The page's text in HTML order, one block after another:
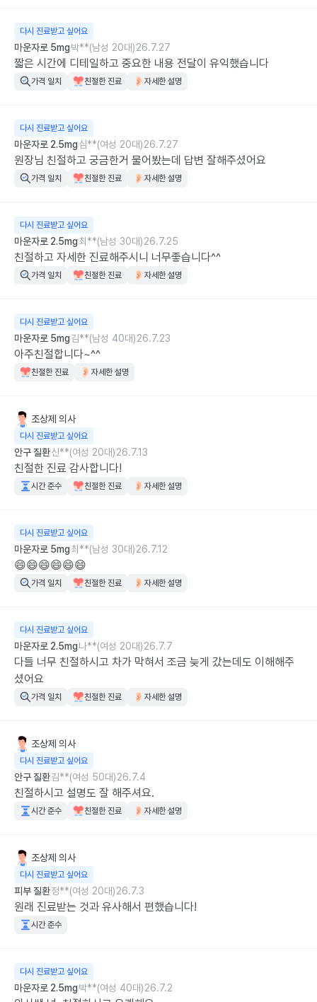
다시 진료받고 싶어요
마운자로 5mg박**(남성 20대)26.7.27
짧은 시간에 디테일하고 중요한 내용 전달이 유익했습니다
가격 일치 친절한 진료 자세한 설명
다시 진료받고 싶어요
마운자로 2.5mg심**(여성 20대)26.7.27
원장님 친절하고 궁금한거 물어봤는데 답변 잘해주셨어요
가격 일치 친절한 진료 자세한 설명
다시 진료받고 싶어요
마운자로 2.5mg최**(남성 30대)26.7.25
친절하고 자세한 진료해주시니 너무좋습니다^^
가격 일치 친절한 진료 자세한 설명
다시 진료받고 싶어요
마운자로 5mg김**(남성 40대)26.7.23
아주친절합니다~^^
친절한 진료 자세한 설명
조상제 의사
다시 진료받고 싶어요
안구 질환신**(여성 20대)26.7.13
친절한 진료 감사합니다!
시간 준수 친절한 진료 자세한 설명
다시 진료받고 싶어요
마운자로 5mg최**(남성 30대)26.7.12
😄😄😄😄😄😄
가격 일치 친절한 진료 자세한 설명
다시 진료받고 싶어요
마운자로 2.5mg나**(여성 20대)26.7.7
다들 너무 친절하시고 차가 막혀서 조금 늦게 갔는데도 이해해주
셨어요
가격 일치 친절한 진료 자세한 설명
조상제 의사
다시 진료받고 싶어요
안구 질환김**(여성 50대)26.7.4
친절하시고 설명도 잘 해주셔요.
시간 준수 친절한 진료 자세한 설명
조상제 의사
다시 진료받고 싶어요
피부 질환정**(여성 20대)26.7.3
원래 진료받는 것과 유사해서 편했습니다!
시간 준수
다시 진료받고 싶어요
마운자로 2.5mg박**(여성 40대)26.7.2